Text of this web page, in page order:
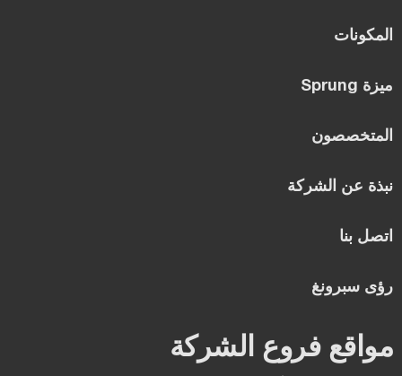
المكونات
ميزة Sprung
المتخصصون
نبذة عن الشركة
اتصل بنا
رؤى سبرونغ
مواقع فروع الشركة